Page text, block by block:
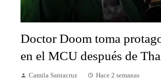
Doctor Doom toma
en el MCU después de
Camila Santacruz Hace 2 semanas